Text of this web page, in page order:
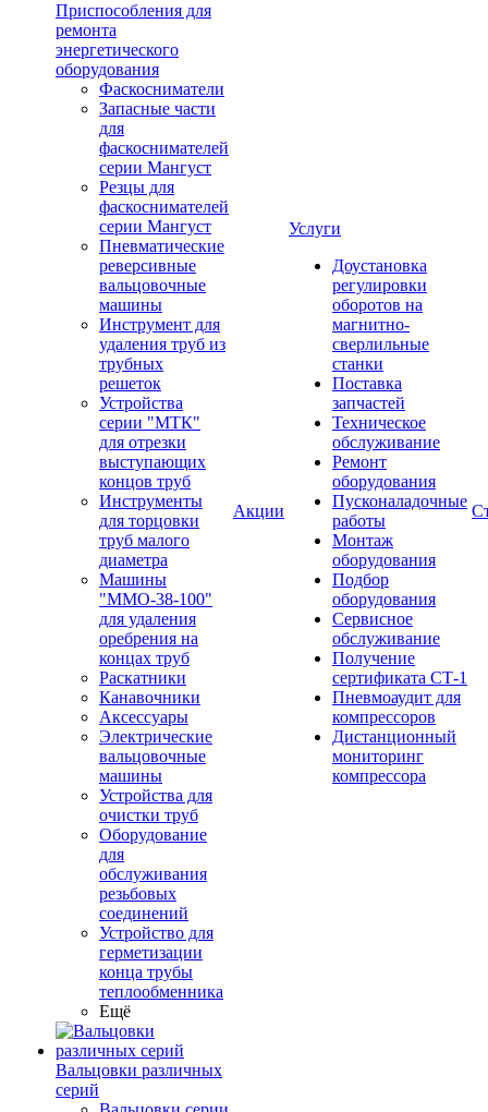
Приспособления для
ремонта
энергетического
оборудования
Фаскосниматели
Запасные части
для
фаскоснимателей
серии Мангуст
Резцы для
фаскоснимателей
серии Мангуст
Пневматические
реверсивные
вальцовочные
машины
Инструмент для
удаления труб из
трубных
решеток
Устройства
серии "МТК"
для отрезки
выступающих
концов труб
Инструменты
для торцовки
труб малого
диаметра
Машины
"ММО-38-100"
для удаления
оребрения на
концах труб
Раскатники
Канавочники
Аксессуары
Электрические
вальцовочные
машины
Устройства для
очистки труб
Оборудование
для
обслуживания
резьбовых
соединений
Устройство для
герметизации
конца трубы
теплообменника
Ещё
Вальцовки различных
серий
Акции
Услуги
Доустановка
регулировки
оборотов на
магнитно-
сверлильные
станки
Поставка
запчастей
Техническое
обслуживание
Ремонт
оборудования
Пусконаладочные
работы
Монтаж
оборудования
Подбор
оборудования
Сервисное
обслуживание
Получение
сертификата СТ-1
Пневмоаудит для
компрессоров
Дистанционный
мониторинг
компрессора